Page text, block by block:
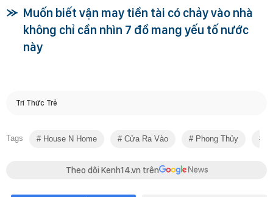
Muốn biết vận may tiền tài có chảy vào nhà
không chỉ cần nhìn 7 đồ mang yếu tố nước
này
Trí Thức Trẻ
Tags House N Home Cửa Ra Vào Phong Thủy
Theo dõi Kenh14.vn trên